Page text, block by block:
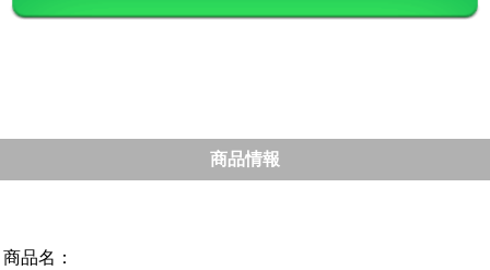
商品情報
商品名：